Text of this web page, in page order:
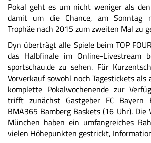
Pokal geht es um nicht weniger als
damit um die Chance, am Sonntag
Trophäe nach 2015 zum zweiten Mal zu
Dyn überträgt alle Spiele beim TOP
das Halbfinale im Online-Livestream
sportschau.de zu sehen. Für
Vorverkaufsowohl noch Tagestickets als
komplette Pokalwochenende zur
trifft zunächst Gastgeber FC Bayern
BMA365 Bamberg Baskets (16 Uhr).
München haben ein umfangreiches
vielen Höhepunkten gestrickt,